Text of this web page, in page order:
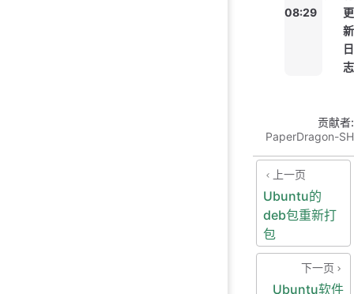
08:29
更
新
日
志
贡献者:
PaperDragon-SH
上一页
Ubuntu的
deb包重新打
包
下一页
Ubuntu软件